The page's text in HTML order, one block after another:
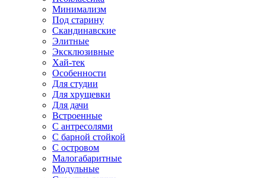
Минимализм
Под старину
Скандинавские
Элитные
Эксклюзивные
Хай-тек
Особенности
Для студии
Для хрущевки
Для дачи
Встроенные
С антресолями
С барной стойкой
С островом
Малогабаритные
Модульные